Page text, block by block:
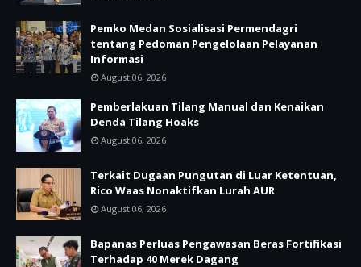
Pemko Medan Sosialisasi Permendagri
tentang Pedoman Pengelolaan Pelayanan
Informasi
August 06, 2026
Pemberlakuan Tilang Manual dan Kenaikan
Denda Tilang Hoaks
August 06, 2026
Terkait Dugaan Pungutan di Luar Ketentuan,
Rico Waas Nonaktifkan Lurah AUR
August 06, 2026
Bapanas Perluas Pengawasan Beras Fortifikasi
Terhadap 40 Merek Dagang